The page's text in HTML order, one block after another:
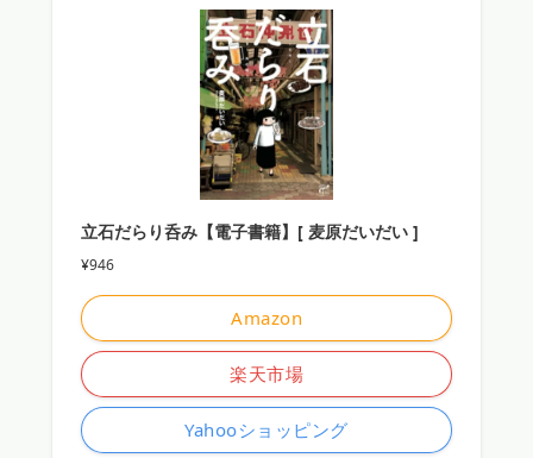
立石だらり呑み【電子書籍】[ 麦原だいだい ]
¥946
Amazon
楽天市場
Yahooショッピング